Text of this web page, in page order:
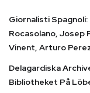
Giornalisti
Rocasolano, Josep
Vinent, Arturo
Delagardiska
Bibliotheket På